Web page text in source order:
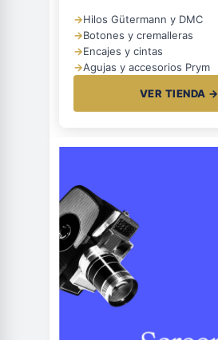
→Hilos Gütermann y DMC
→Botones y cremalleras
→Encajes y cintas
→Agujas y accesorios Prym
VER TIENDA →